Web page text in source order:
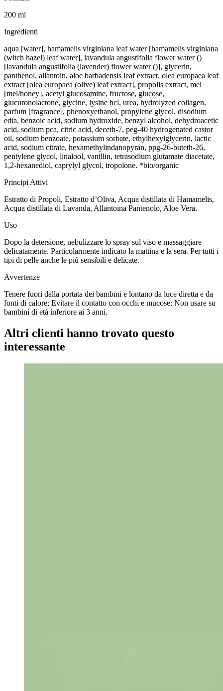
200 ml
Ingredienti
aqua [water], hamamelis virginiana leaf water [hamamelis virginiana
(witch hazel) leaf water], lavandula angustifolia flower water ()
[lavandula angustifolia (lavender) flower water ()], glycerin,
panthenol, allantoin, aloe barbadensis leaf extract, olea europaea leaf
extract [olea europaea (olive) leaf extract], propolis extract, mel
[mel/honey], acetyl glucosamine, fructose, glucose,
glucuronolactone, glycine, lysine hcl, urea, hydrolyzed collagen,
parfum [fragrance], phenoxyethanol, propylene glycol, disodium
edta, benzoic acid, sodium hydroxide, benzyl alcohol, dehydroacetic
acid, sodium pca, citric acid, deceth-7, peg-40 hydrogenated castor
oil, sodium benzoate, potassium sorbate, ethylhexylglycerin, lactic
acid, sodium citrate, hexamethylindanopyran, ppg-26-buteth-26,
pentylene glycol, linalool, vanillin, tetrasodium glutamate diacetate,
1,2-hexanediol, caprylyl glycol, tropolone. *bio/organic
Principi Attivi
Estratto di Propoli, Estratto d’Oliva, Acqua distillata di Hamamelis,
Acqua distillata di Lavanda, Allantoina Pantenolo, Aloe Vera.
Uso
Dopo la detersione, nebulizzare lo spray sul viso e massaggiare
delicatamente. Particolarmente indicato la mattina e la sera. Per tutti i
tipi di pelle anche le più sensibili e delicate.
Avvertenze
Tenere fuori dalla portata dei bambini e lontano da luce diretta e da
fonti di calore; Evitare il contatto con occhi e mucose; Non usare su
bambini di età inferiore ai 3 anni.
Altri clienti hanno trovato questo
interessante